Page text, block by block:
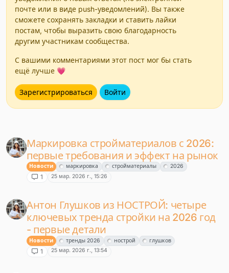
почте или в виде push-уведомлений). Вы также
сможете сохранять закладки и ставить лайки
постам, чтобы выразить свою благодарность
другим участникам сообщества.
С вашими комментариями этот пост мог бы стать
ещё лучше 💗
Зарегистрироваться Войти
Маркировка стройматериалов с 2026:
первые требования и эффект на рынок
Новости маркировка стройматериалы 2026
1 25 мар. 2026 г., 15:26
Антон Глушков из НОСТРОЙ: четыре
ключевых тренда стройки на 2026 год
- первые детали
Новости тренды 2026 нострой глушков
1 25 мар. 2026 г., 13:54